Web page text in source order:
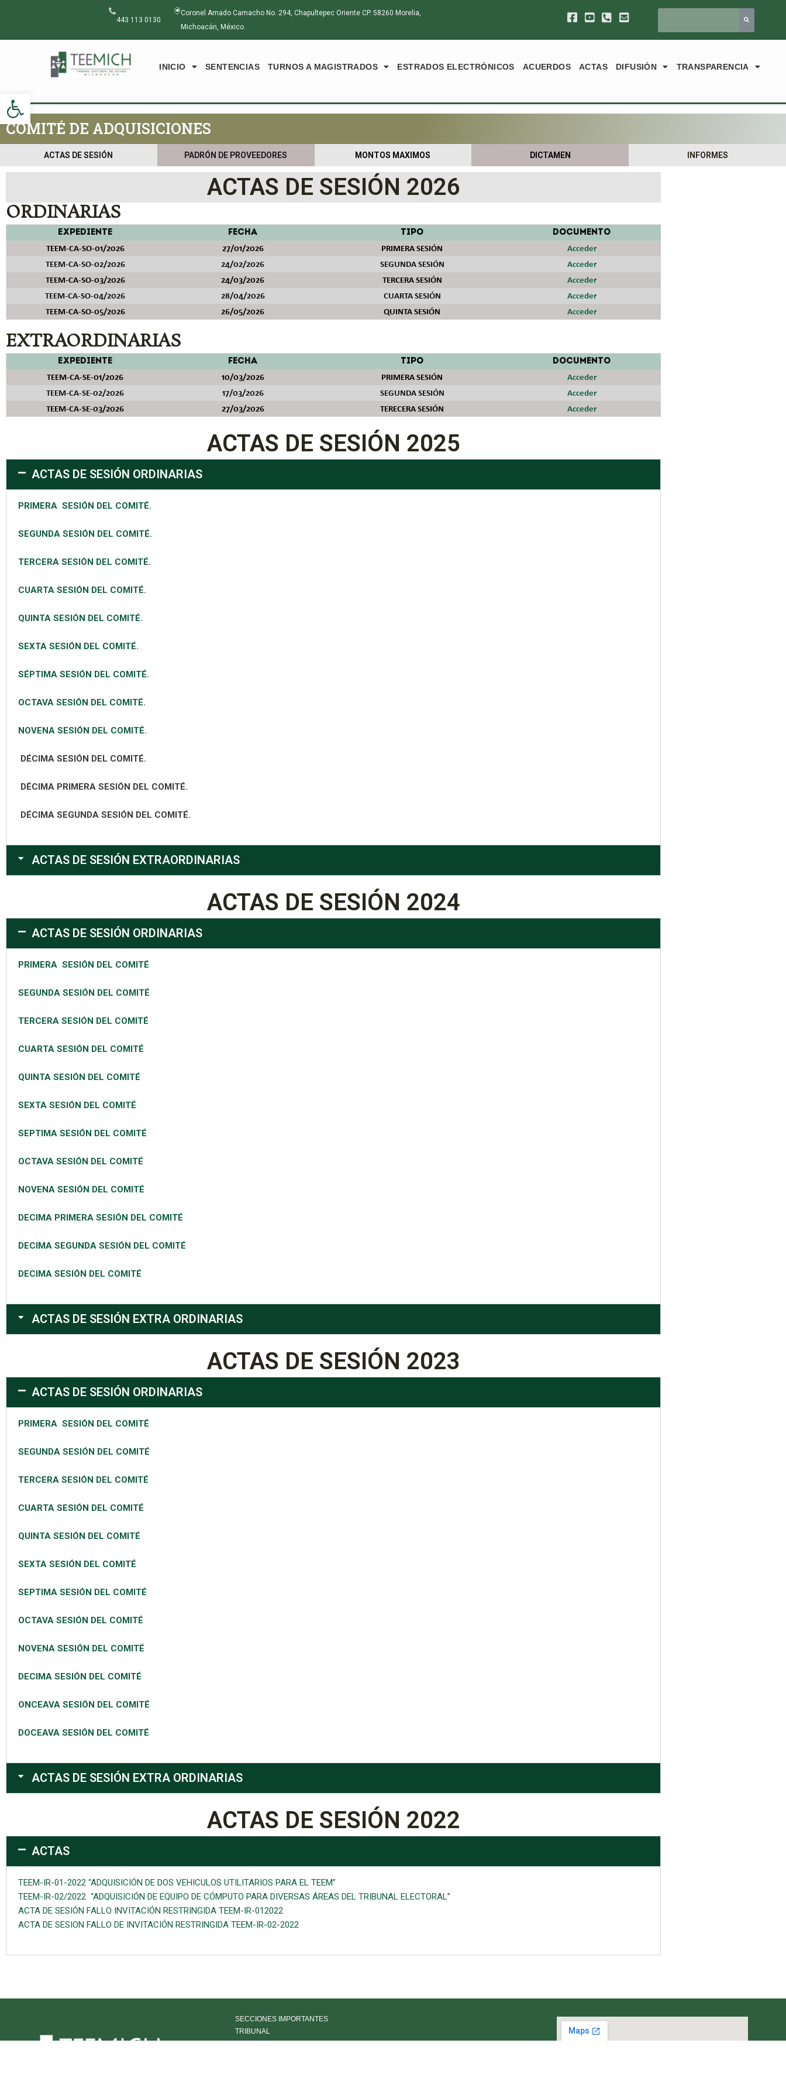
Abrir barra de herramientas
443 113 0130
Coronel Amado Camacho No. 294, Chapultepec Oriente CP. 58260 Morelia,
Michoacán, México.
INICIO SENTENCIAS TURNOS A MAGISTRADOS ESTRADOS ELECTRÓNICOS ACUERDOS ACTAS DIFUSIÓN TRANSPARENCIA
COMITÉ DE ADQUISICIONES
ACTAS DE SESIÓN PADRÓN DE PROVEEDORES MONTOS MAXIMOS DICTAMEN INFORMES
ACTAS DE SESIÓN 2026
ORDINARIAS
EXPEDIENTE FECHA TIPO DOCUMENTO
TEEM-CA-SO-01/2026 27/01/2026 PRIMERA SESIÓN
Acceder
TEEM-CA-SO-02/2026
24/02/2026 SEGUNDA SESIÓN
Acceder
TEEM-CA-SO-03/2026
24/03/2026 TERCERA SESIÓN
Acceder
TEEM-CA-SO-04/2026
28/04/2026 CUARTA SESIÓN
Acceder
TEEM-CA-SO-05/2026
26/05/2026 QUINTA SESIÓN Acceder
EXTRAORDINARIAS
EXPEDIENTE FECHA TIPO DOCUMENTO
TEEM-CA-SE-01/2026 10/03/2026 PRIMERA SESIÓN
Acceder
TEEM-CA-SE-02/2026
17/03/2026 SEGUNDA SESIÓN
Acceder
TEEM-CA-SE-03/2026
27/03/2026 TERECERA SESIÓN Acceder
ACTAS DE SESIÓN 2025
ACTAS DE SESIÓN ORDINARIAS
PRIMERA SESIÓN DEL COMITÉ.
SEGUNDA SESIÓN DEL COMITÉ.
TERCERA SESIÓN DEL COMITÉ.
CUARTA SESIÓN DEL COMITÉ.
QUINTA SESIÓN DEL COMITÉ.
SEXTA SESIÓN DEL COMITÉ.
SÉPTIMA SESIÓN DEL COMITÉ.
OCTAVA SESIÓN DEL COMITÉ.
NOVENA SESIÓN DEL COMITÉ.
DÉCIMA SESIÓN DEL COMITÉ.
DÉCIMA PRIMERA SESIÓN DEL COMITÉ.
DÉCIMA SEGUNDA SESIÓN DEL COMITÉ.
ACTAS DE SESIÓN EXTRAORDINARIAS
ACTAS DE SESIÓN 2024
ACTAS DE SESIÓN ORDINARIAS
PRIMERA SESIÓN DEL COMITÉ
SEGUNDA SESIÓN DEL COMITÉ
TERCERA SESIÓN DEL COMITÉ
CUARTA SESIÓN DEL COMITÉ
QUINTA SESIÓN DEL COMITÉ
SEXTA SESIÓN DEL COMITÉ
SEPTIMA SESIÓN DEL COMITÉ
OCTAVA SESIÓN DEL COMITÉ
NOVENA SESIÓN DEL COMITÉ
DECIMA PRIMERA SESIÓN DEL COMITÉ
DECIMA SEGUNDA SESIÓN DEL COMITÉ
DECIMA SESIÓN DEL COMITÉ
ACTAS DE SESIÓN EXTRA ORDINARIAS
ACTAS DE SESIÓN 2023
ACTAS DE SESIÓN ORDINARIAS
PRIMERA SESIÓN DEL COMITÉ
SEGUNDA SESIÓN DEL COMITÉ
TERCERA SESIÓN DEL COMITÉ
CUARTA SESIÓN DEL COMITÉ
QUINTA SESIÓN DEL COMITÉ
SEXTA SESIÓN DEL COMITÉ
SEPTIMA SESIÓN DEL COMITÉ
OCTAVA SESIÓN DEL COMITÉ
NOVENA SESIÓN DEL COMITÉ
DECIMA SESIÓN DEL COMITÉ
ONCEAVA SESIÓN DEL COMITÉ
DOCEAVA SESIÓN DEL COMITÉ
ACTAS DE SESIÓN EXTRA ORDINARIAS
ACTAS DE SESIÓN 2022
ACTAS
TEEM-IR-01-2022 “ADQUISICIÓN DE DOS VEHICULOS UTILITARIOS PARA EL TEEM”
TEEM-IR-02/2022 “ADQUISICIÓN DE EQUIPO DE CÓMPUTO PARA DIVERSAS ÁREAS DEL TRIBUNAL ELECTORAL”
ACTA DE SESIÓN FALLO INVITACIÓN RESTRINGIDA TEEM-IR-012022
ACTA DE SESION FALLO DE INVITACIÓN RESTRINGIDA TEEM-IR-02-2022
SECCIONES IMPORTANTES
TRIBUNAL